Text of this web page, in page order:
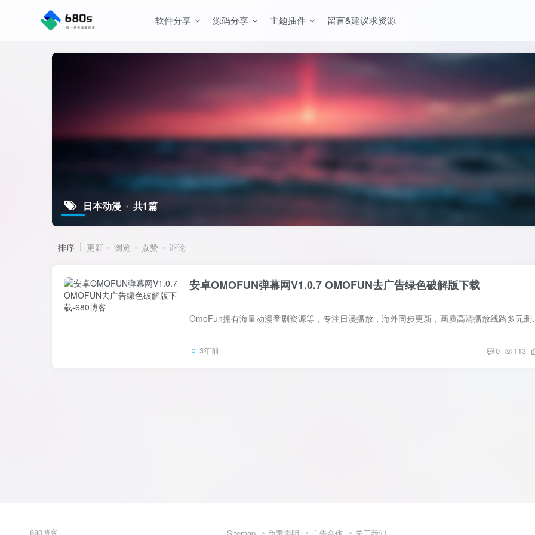
软件分享 源码分享 主题插件 留言&建议求资源
日本动漫 共1篇
排序 更新 浏览 点赞 评论
安卓OMOFUN弹幕网V1.0.7 OMOFUN去广告绿色破解版下载
OmoFun拥有海量动漫番剧资源等，专
3年前 0 113
680博客 Sitemap 免责声明 广告合作 关于我们